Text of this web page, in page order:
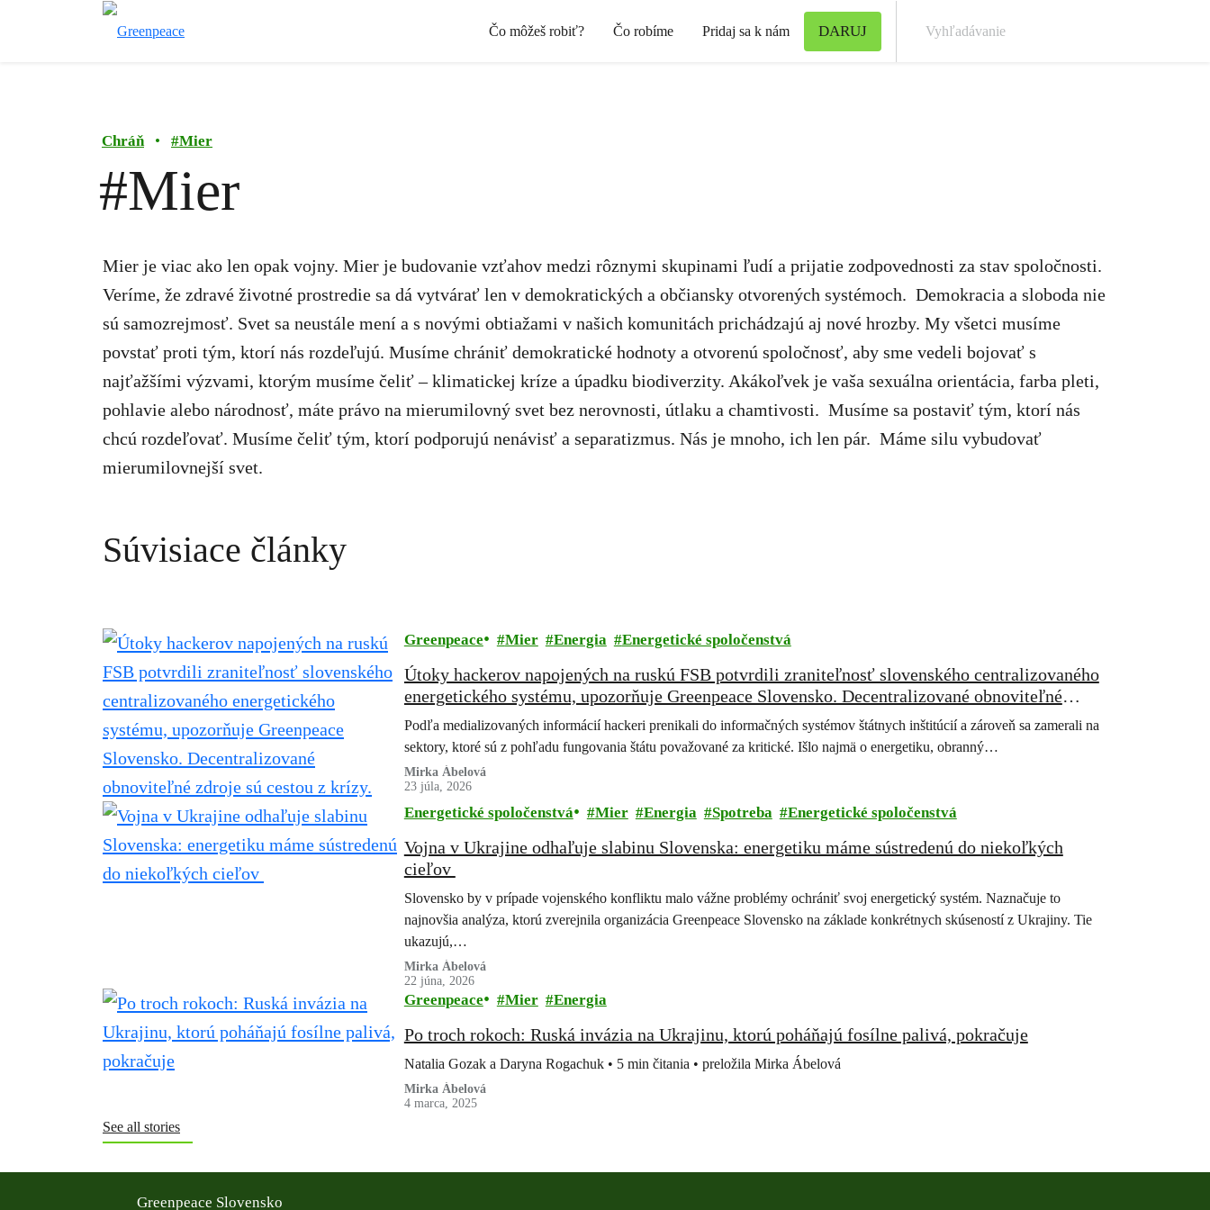
Čo môžeš robiť? Čo robíme Pridaj sa k nám DARUJ
Chráň • #Mier
#Mier
Mier je viac ako len opak vojny. Mier je budovanie vzťahov medzi rôznymi skupinami ľudí a prijatie zodpovednosti za stav spoločnosti.
Veríme, že zdravé životné prostredie sa dá vytvárať len v demokratických a občiansky otvorených systémoch. Demokracia a sloboda nie
sú samozrejmosť. Svet sa neustále mení a s novými obtiažami v našich komunitách prichádzajú aj nové hrozby. My všetci musíme
povstať proti tým, ktorí nás rozdeľujú. Musíme chrániť demokratické hodnoty a otvorenú spoločnosť, aby sme vedeli bojovať s
najťažšími výzvami, ktorým musíme čeliť – klimatickej kríze a úpadku biodiverzity. Akákoľvek je vaša sexuálna orientácia, farba pleti,
pohlavie alebo národnosť, máte právo na mierumilovný svet bez nerovnosti, útlaku a chamtivosti. Musíme sa postaviť tým, ktorí nás
chcú rozdeľovať. Musíme čeliť tým, ktorí podporujú nenávisť a separatizmus. Nás je mnoho, ich len pár. Máme silu vybudovať
mierumilovnejší svet.
Súvisiace články
Greenpeace Mier Energia Energetické spoločenstvá
Útoky hackerov napojených na ruskú FSB potvrdili zraniteľnosť slovenského centralizovaného
energetického systému, upozorňuje Greenpeace Slovensko. Decentralizované obnoviteľné
zdroje sú cestou z krízy.
Podľa medializovaných informácií hackeri prenikali do informačných systémov štátnych inštitúcií a zároveň sa zamerali na
sektory, ktoré sú z pohľadu fungovania štátu považované za kritické. Išlo najmä o energetiku, obranný…
Mirka Ábelová
23 júla, 2026
Energetické spoločenstvá Mier Energia Spotreba Energetické spoločenstvá
Vojna v Ukrajine odhaľuje slabinu Slovenska: energetiku máme sústredenú do niekoľkých
cieľov
Slovensko by v prípade vojenského konfliktu malo vážne problémy ochrániť svoj energetický systém. Naznačuje to
najnovšia analýza, ktorú zverejnila organizácia Greenpeace Slovensko na základe konkrétnych skúseností z Ukrajiny. Tie
ukazujú,…
Mirka Ábelová
22 júna, 2026
Greenpeace Mier Energia
Po troch rokoch: Ruská invázia na Ukrajinu, ktorú poháňajú fosílne palivá, pokračuje
Natalia Gozak a Daryna Rogachuk • 5 min čitania • preložila Mirka Ábelová
Mirka Ábelová
4 marca, 2025
See all stories
Greenpeace Slovensko